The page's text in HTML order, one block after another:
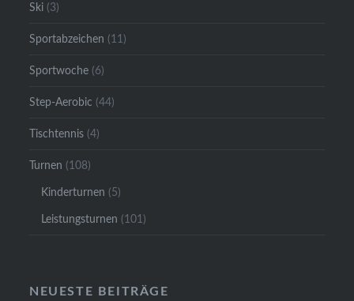
Ski (3)
Sportabzeichen (11)
Sportwoche (6)
Step-Aerobic (44)
Tischtennis (4)
Turnen (108)
Kinderturnen (5)
Leistungsturnen (101)
NEUESTE BEITRÄGE